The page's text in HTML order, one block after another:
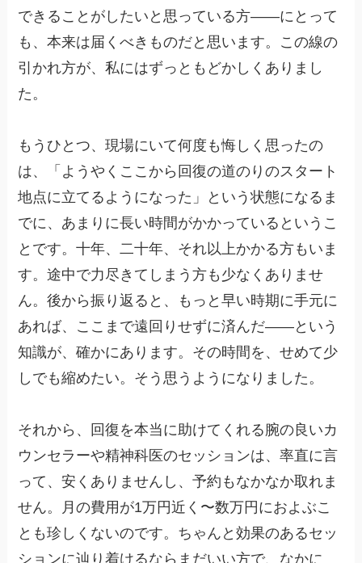
できることがしたいと思っている方——にとって
も、本来は届くべきものだと思います。この線の
引かれ方が、私にはずっともどかしくありまし
た。
もうひとつ、現場にいて何度も悔しく思ったの
は、「ようやくここから回復の道のりのスタート
地点に立てるようになった」という状態になるま
でに、あまりに長い時間がかかっているというこ
とです。十年、二十年、それ以上かかる方もいま
す。途中で力尽きてしまう方も少なくありませ
ん。後から振り返ると、もっと早い時期に手元に
あれば、ここまで遠回りせずに済んだ——という
知識が、確かにあります。その時間を、せめて少
しでも縮めたい。そう思うようになりました。
それから、回復を本当に助けてくれる腕の良いカ
ウンセラーや精神科医のセッションは、率直に言
って、安くありませんし、予約もなかなか取れま
せん。月の費用が1万円近く〜数万円におよぶこ
とも珍しくないのです。ちゃんと効果のあるセッ
ションに辿り着けるならまだいい方で、なかに